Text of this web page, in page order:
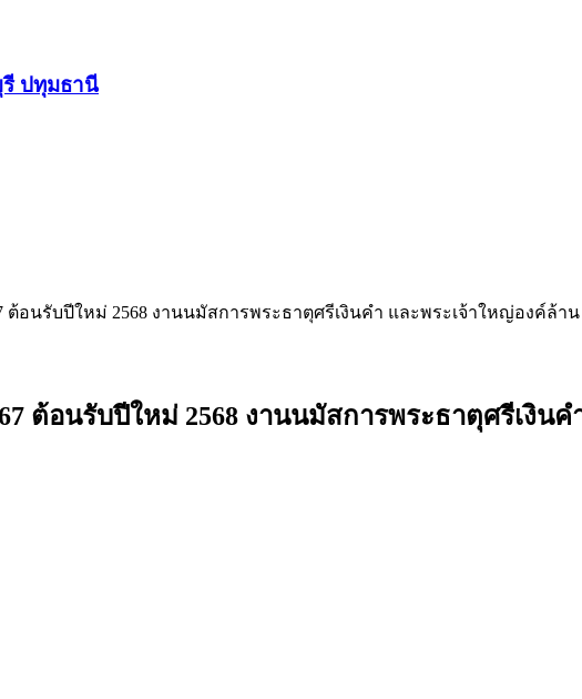
ปทุมธานี
ต้อนรับปีใหม่ 2568 งานนมัสการพระธาตุศรีเงินคำ และพระเจ้าใหญ่องค์ล้า
ต้อนรับปีใหม่ 2568 งานนมัสการพระธาตุศรีเงิน